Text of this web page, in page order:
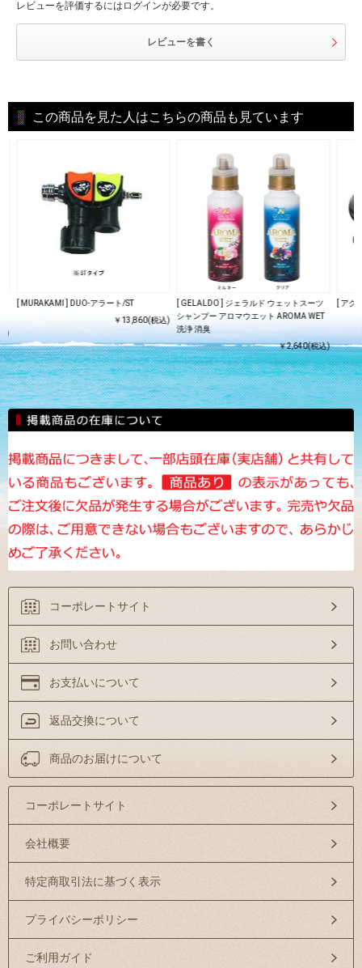
レビューを評価するにはログインが必要です。
レビューを書く
この商品を見た人はこちらの商品も見ています
)
[ MURAKAMI ] DUO-アラート/ST
￥13,860(税込)
[ GELALDO ] ジェラルド ウェットスーツ
シャンプー アロマウエット AROMA WET
洗浄 消臭
￥2,640(税込)
[ アク
コーポレートサイト
お問い合わせ
お支払いについて
返品交換について
商品のお届けについて
コーポレートサイト
会社概要
特定商取引法に基づく表示
プライバシーポリシー
ご利用ガイド